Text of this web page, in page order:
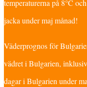
temperaturerna på 8°C
jacka under maj månad!
Väderprognos för
vädret i Bulgarien,
dagar i Bulgarien under